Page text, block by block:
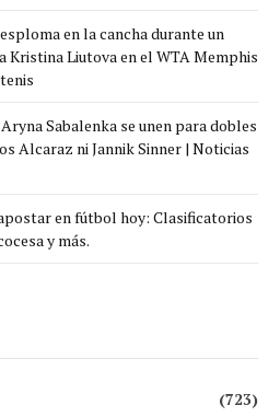
en la cancha durante un
Liutova en el WTA Memphis
Sabalenka se unen para dobles
Alcaraz ni Jannik Sinner | Noticias
en fútbol hoy: Clasificatorios
y más.
(723)